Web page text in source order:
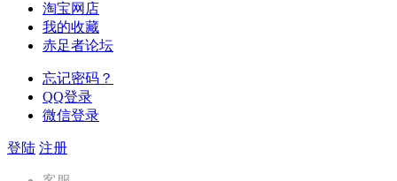
淘宝网店
我的收藏
赤足者论坛
忘记密码？
QQ登录
微信登录
登陆 注册